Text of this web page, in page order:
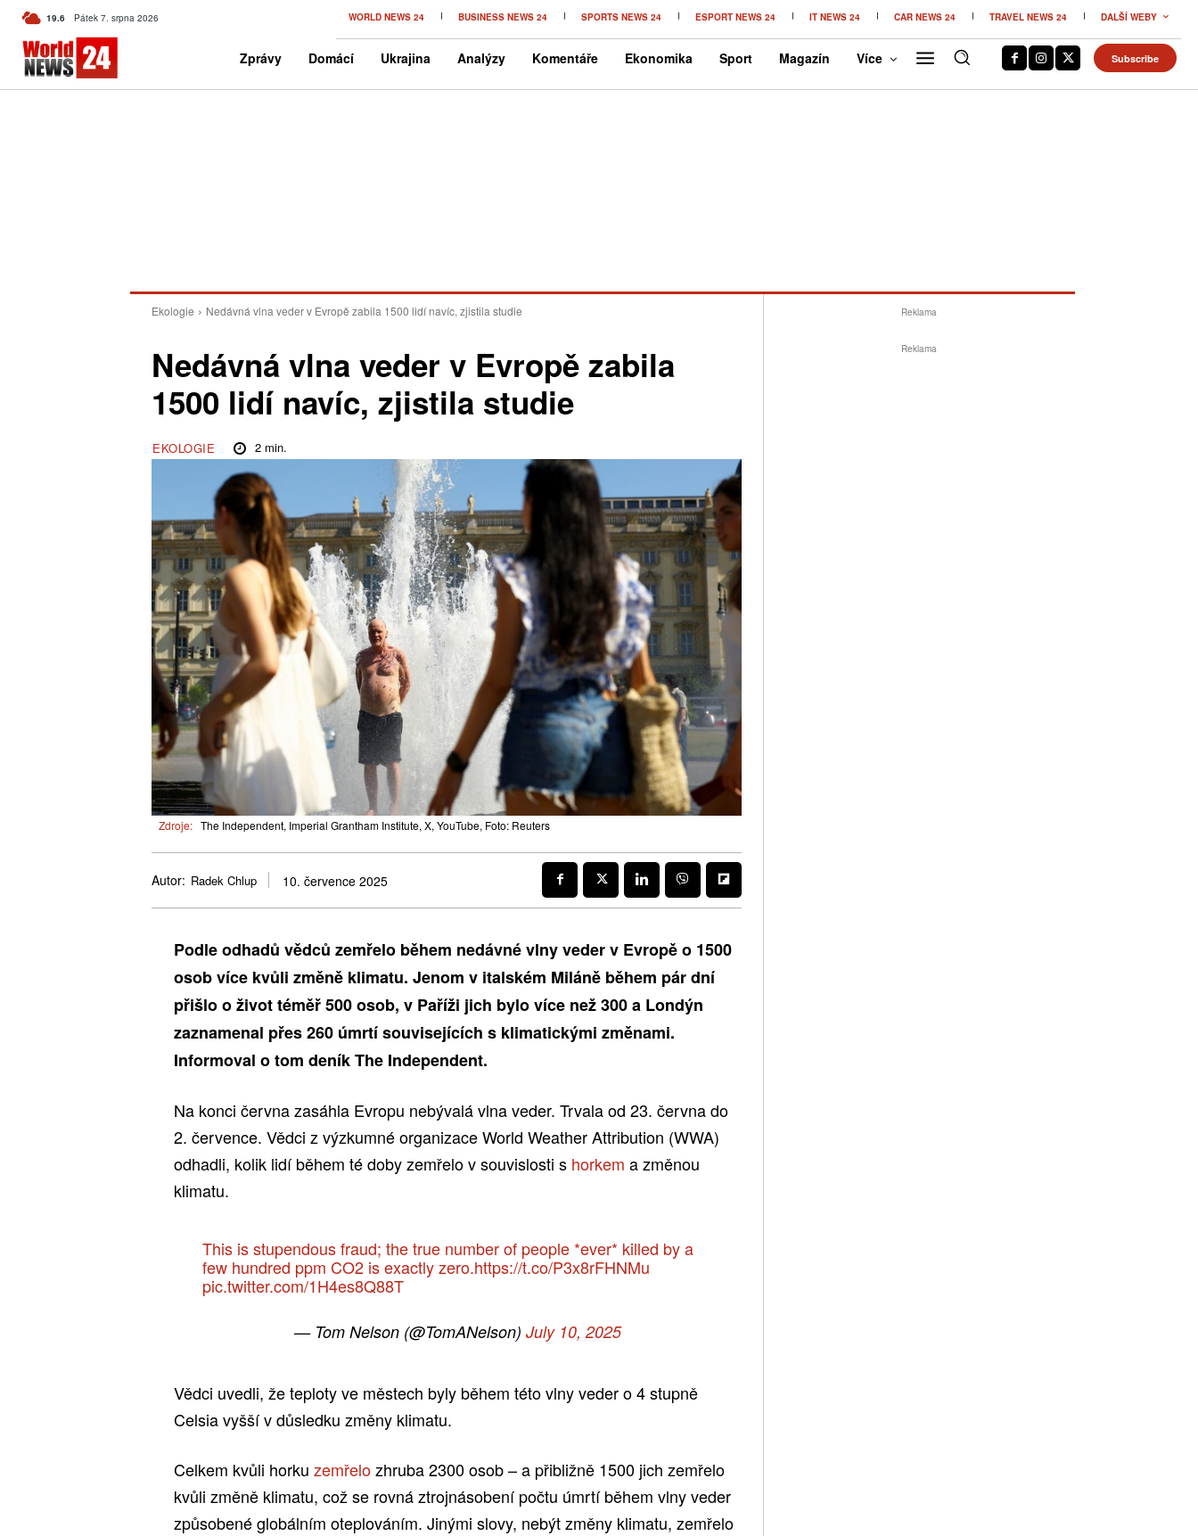
19.6 C Czech
Pátek 7. srpna 2026 WORLD NEWS 24 BUSINESS NEWS 24 SPORTS NEWS 24 ESPORT NEWS 24 IT NEWS 24 CAR NEWS 24 TRAVEL NEWS 24 DALŠÍ WEBY
Zprávy Domácí Ukrajina Analýzy Komentáře Ekonomika Sport Magazín Více Subscribe
Ekologie Nedávná vlna veder v Evropě zabila 1500 lidí navíc, zjistila studie
Nedávná vlna veder v Evropě zabila
1500 lidí navíc, zjistila studie
EKOLOGIE 2 min.
Zdroje: The Independent, Imperial Grantham Institute, X, YouTube, Foto: Reuters
Autor: Radek Chlup 10. července 2025
Podle odhadů vědců zemřelo během nedávné vlny veder v Evropě o 1500
osob více kvůli změně klimatu. Jenom v italském Miláně během pár dní
přišlo o život téměř 500 osob, v Paříži jich bylo více než 300 a Londýn
zaznamenal přes 260 úmrtí souvisejících s klimatickými změnami.
Informoval o tom deník The Independent.
Na konci června zasáhla Evropu nebývalá vlna veder. Trvala od 23. června do
2. července. Vědci z výzkumné organizace World Weather Attribution (WWA)
odhadli, kolik lidí během té doby zemřelo v souvislosti s horkem a změnou
klimatu.
This is stupendous fraud; the true number of people *ever* killed by a
few hundred ppm CO2 is exactly zero.https://t.co/P3x8rFHNMu
pic.twitter.com/1H4es8Q88T
— Tom Nelson (@TomANelson)July 10, 2025
Vědci uvedli, že teploty ve městech byly během této vlny veder o 4 stupně
Celsia vyšší v důsledku změny klimatu.
Celkem kvůli horku zemřelozhruba 2300 osob – a přibližně 1500 jich zemřelo
kvůli změně klimatu, což se rovná ztrojnásobení počtu úmrtí během vlny veder
způsobené globálním oteplováním. Jinými slovy, nebýt změny klimatu, zemřelo
Reklama
Reklama